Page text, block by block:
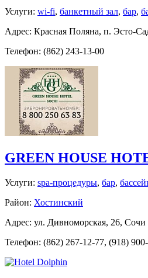
Услуги: wi-fi, банкетный зал, бар,
Адрес: Красная Поляна, п. Эсто-
Телефон: (862) 243-13-00
GREEN HOUSE
Услуги: spa-процедуры, бар,
Район: Хостинский
Адрес: ул. Дивноморская, 26, Сочи
Телефон: (862) 267-12-77, (918)